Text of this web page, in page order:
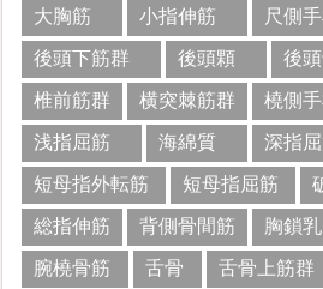
大胸筋
小指伸筋 尺側
後頭下筋群
後頭顆 後
椎前筋群
横突棘筋群 橈側
浅指屈筋
海綿質 深指
短母指外転筋
短母指屈筋
総指伸筋
背側骨間筋 胸鎖
腕橈骨筋
舌骨 舌骨上筋群